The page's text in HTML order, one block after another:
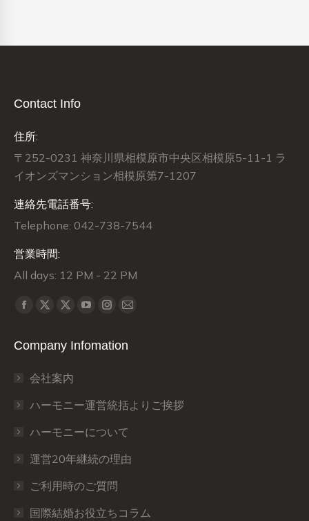
Contact Info
住所:
〒252-0231 神奈川県相模原市中央区相模原5-11-1 ラ
イオンズマンション相模原第7-1207
連絡先電話番号:
Telephone: 042-738-7544
営業時間:
All days: 12 PM - 22 PM
Find us on:
Facebook
opens
new
window
X
opens
new
window
X
opens
new
window
YouTube
opens
window
Instagram
opens
window
Mail
opens
window
Company Infomation
会社案内
ハーモニー運営統括よりご挨拶
ハーモニーについて
運営20年継続の理由
ご利用時のご質問
国際結婚お役立ちコラム